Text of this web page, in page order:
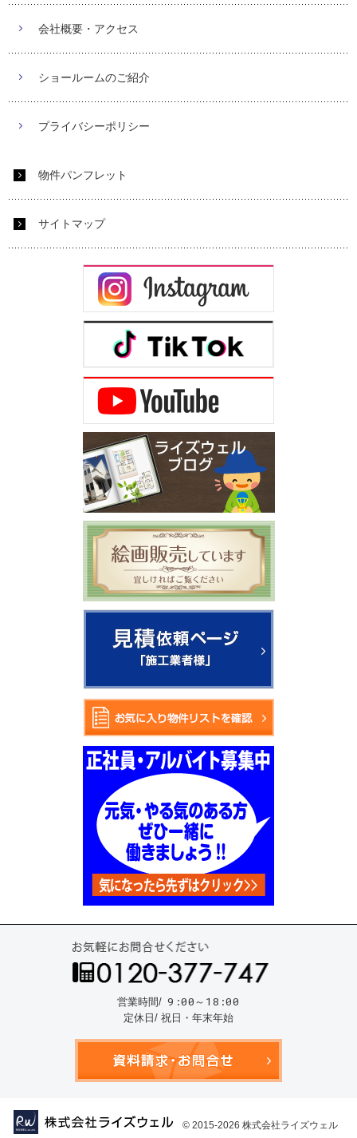
会社概要・アクセス
ショールームのご紹介
プライバシーポリシー
物件パンフレット
サイトマップ
営業時間/ 9:00～18:00
定休日/ 祝日・年末年始
© 2015-2026 株式会社ライズウェル